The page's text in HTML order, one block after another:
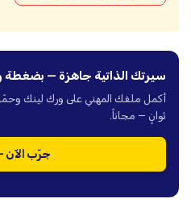
سيرتك الذاتية جاهزة — بضغطة
أكمل ملفك المهني على ورك لينك وحمّل
ثوانٍ — مجاناً.
جرّب الآن